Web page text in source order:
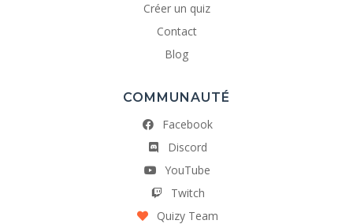
Créer un quiz
Contact
Blog
COMMUNAUTÉ
Facebook
Discord
YouTube
Twitch
Quizy Team